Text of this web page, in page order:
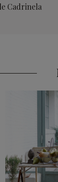
Cadrinela